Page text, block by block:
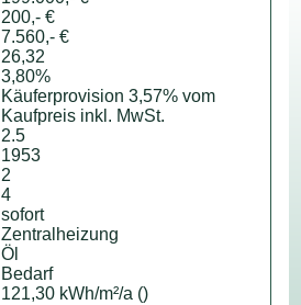
200,- €
7.560,- €
26,32
3,80%
Käuferprovision 3,57% vom
Kaufpreis inkl. MwSt.
2.5
1953
2
4
sofort
Zentralheizung
Öl
Bedarf
121,30 kWh/m²/a ()